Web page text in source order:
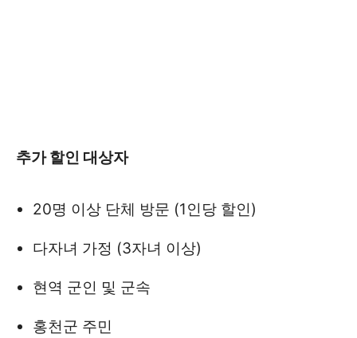
추가 할인 대상자
20명 이상 단체 방문 (1인당 할인)
다자녀 가정 (3자녀 이상)
현역 군인 및 군속
홍천군 주민